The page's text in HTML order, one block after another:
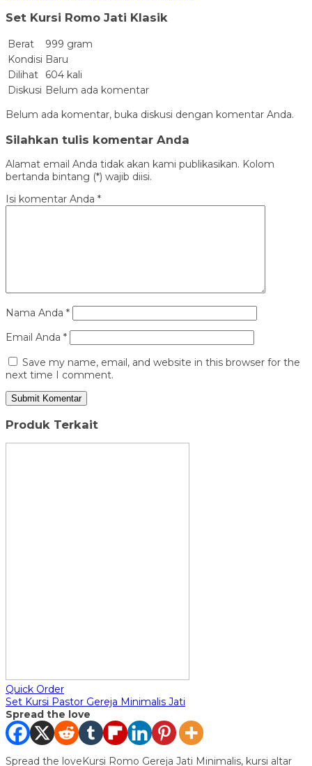
Set Kursi Romo Jati Klasik
Berat
999 gram
Kondisi Baru
Dilihat
604 kali
Diskusi Belum ada komentar
Belum ada komentar, buka diskusi dengan komentar Anda.
Silahkan tulis komentar Anda
Alamat email Anda tidak akan kami publikasikan. Kolom
bertanda bintang (*) wajib diisi.
Isi komentar Anda *
Nama Anda *
Email Anda *
Save my name, email, and website in this browser for the
next time I comment.
Produk Terkait
Quick Order
Set Kursi Pastor Gereja Minimalis Jati
Spread the love
Spread the loveKursi Romo Gereja Jati Minimalis, kursi altar